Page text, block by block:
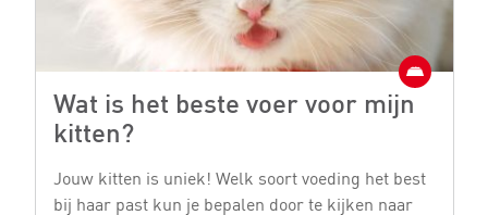
Wat is het beste voer voor mijn
kitten?
Jouw kitten is uniek! Welk soort voeding het best
bij haar past kun je bepalen door te kijken naar